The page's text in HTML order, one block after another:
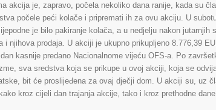
akcija je, zapravo, počela nekoliko dana ranije, kada su
počele peći kolače i pripremati ih za ovu akciju. U
je bilo pakiranje kolača, a u nedjelju nakon jutarnjih
i njihova prodaja. U akciji je ukupno prikupljeno 8.776,39
kasnije predano Nacionalnome vijeću OFS-a. Po
sva sredstva koja se prikupe u ovoj akciji, koja se
bit će proslijeđena za ovaj dječji dom. U akciji su, uz
kroz cijeli dan trajanja akcije, tako i kroz prethodne